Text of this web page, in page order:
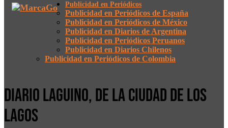
Publicidad en Periódicos
Publicidad en Periódicos de España
Publicidad en Periódicos de México
Publicidad en Diarios de Argentina
Publicidad en Periódicos Peruanos
Publicidad en Diarios Chilenos
Publicidad en Periódicos de Colombia
DIARIO LAGUINO, DE LA CIUDAD DE LOS
LAGOS